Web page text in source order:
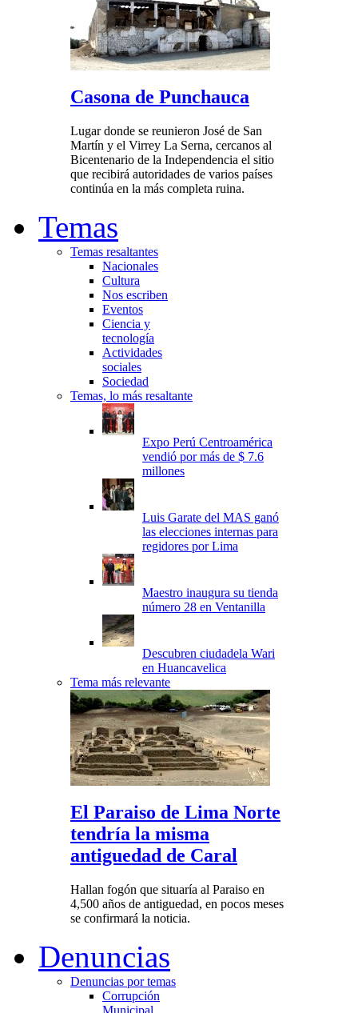
Casona de Punchauca
Lugar donde se reunieron José de San
Martín y el Virrey La Serna, cercanos al
Bicentenario de la Independencia el sitio
que recibirá autoridades de varios países
continúa en la más completa ruina.
Temas
Temas resaltantes
Nacionales
Cultura
Nos escriben
Eventos
Ciencia y
tecnología
Actividades
sociales
Sociedad
Temas, lo más resaltante
Expo Perú Centroamérica
vendió por más de $ 7.6
millones
Luis Garate del MAS ganó
las elecciones internas para
regidores por Lima
Maestro inaugura su tienda
número 28 en Ventanilla
Descubren ciudadela Wari
en Huancavelica
Tema más relevante
El Paraiso de Lima Norte
tendría la misma
antiguedad de Caral
Hallan fogón que situaría al Paraiso en
4,500 años de antiguedad, en pocos meses
se confirmará la noticia.
Denuncias
Denuncias por temas
Corrupción
Municipal